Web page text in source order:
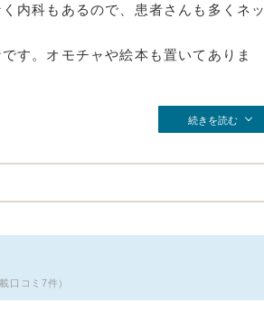
内科もあるので、患者さんも多くネッ
す。オモチャや絵本も置いてありま
続きを読む
口コミ7件）